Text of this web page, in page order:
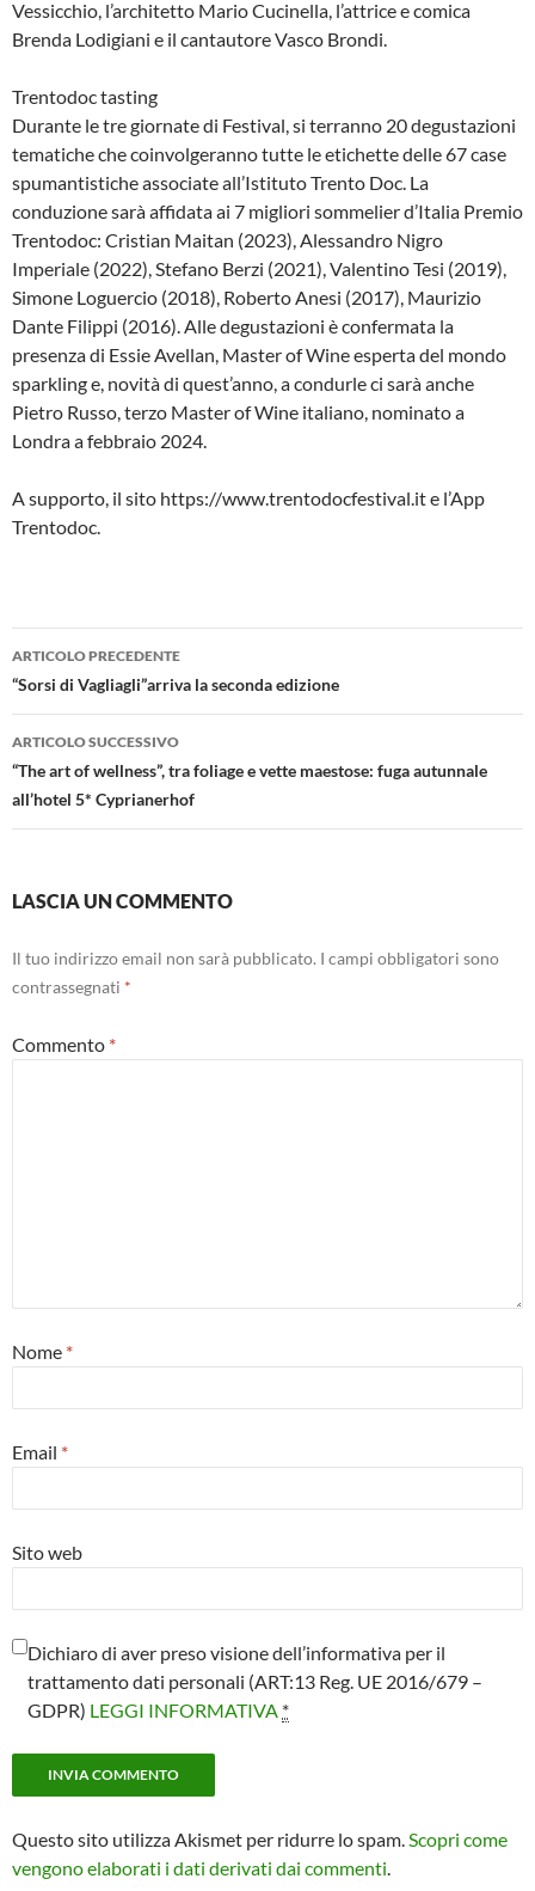
Vessicchio, l’architetto Mario Cucinella, l’attrice e comica
Brenda Lodigiani e il cantautore Vasco Brondi.
Trentodoc tasting
Durante le tre giornate di Festival, si terranno 20 degustazioni
tematiche che coinvolgeranno tutte le etichette delle 67 case
spumantistiche associate all’Istituto Trento Doc. La
conduzione sarà affidata ai 7 migliori sommelier d’Italia Premio
Trentodoc: Cristian Maitan (2023), Alessandro Nigro
Imperiale (2022), Stefano Berzi (2021), Valentino Tesi (2019),
Simone Loguercio (2018), Roberto Anesi (2017), Maurizio
Dante Filippi (2016). Alle degustazioni è confermata la
presenza di Essie Avellan, Master of Wine esperta del mondo
sparkling e, novità di quest’anno, a condurle ci sarà anche
Pietro Russo, terzo Master of Wine italiano, nominato a
Londra a febbraio 2024.
A supporto, il sito https://www.trentodocfestival.it e l’App
Trentodoc.
Navigazione
articolo
ARTICOLO PRECEDENTE
“Sorsi di Vagliagli”arriva la seconda edizione
ARTICOLO SUCCESSIVO
“The art of wellness”, tra foliage e vette maestose: fuga autunnale
all’hotel 5* Cyprianerhof
LASCIA UN COMMENTO
Il tuo indirizzo email non sarà pubblicato. I campi obbligatori sono
contrassegnati *
Commento *
Nome *
Email *
Sito web
Dichiaro di aver preso visione dell’informativa per il
trattamento dati personali (ART:13 Reg. UE 2016/679 –
GDPR) LEGGI INFORMATIVA *
Questo sito utilizza Akismet per ridurre lo spam. Scopri come
vengono elaborati i dati derivati dai commenti